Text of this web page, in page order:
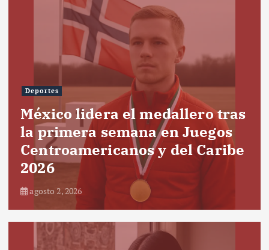
Deportes
México lidera el medallero tras
la primera semana en Juegos
Centroamericanos y del Caribe
2026
agosto 2, 2026